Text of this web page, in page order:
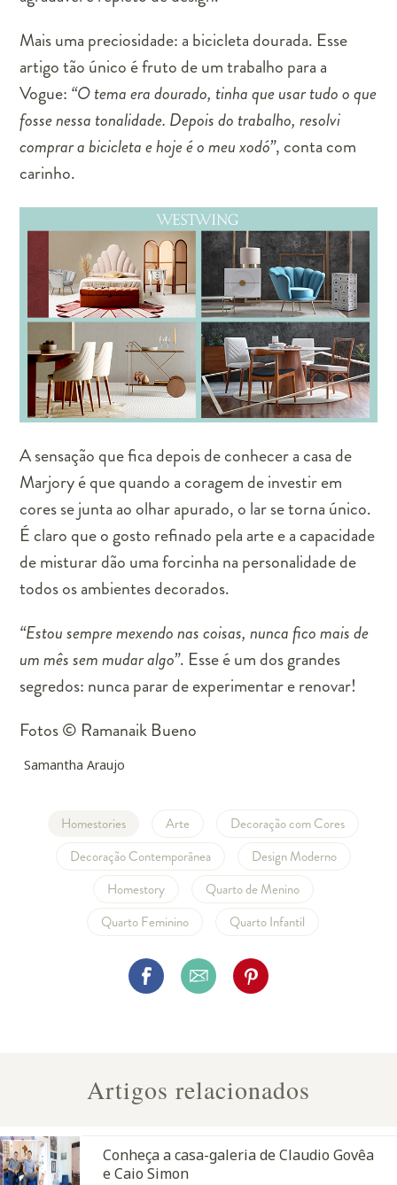
Mais uma preciosidade: a bicicleta dourada. Esse
artigo tão único é fruto de um trabalho para a
Vogue: “O tema era dourado, tinha que usar tudo o que
fosse nessa tonalidade. Depois do trabalho, resolvi
comprar a bicicleta e hoje é o meu xodó”, conta com
carinho.
A sensação que fica depois de conhecer a casa de
Marjory é que quando a coragem de investir em
cores se junta ao olhar apurado, o lar se torna único.
É claro que o gosto refinado pela arte e a capacidade
de misturar dão uma forcinha na personalidade de
todos os ambientes decorados.
“Estou sempre mexendo nas coisas, nunca fico mais de
um mês sem mudar algo”. Esse é um dos grandes
segredos: nunca parar de experimentar e renovar!
Fotos © Ramanaik Bueno
Samantha Araujo
Homestories Arte
Decoração com Cores
Decoração Contemporânea
Design Moderno
Homestory
Quarto de Menino
Quarto Feminino
Quarto Infantil
Artigos relacionados
Conheça a casa-galeria de Claudio Govêa
e Caio Simon